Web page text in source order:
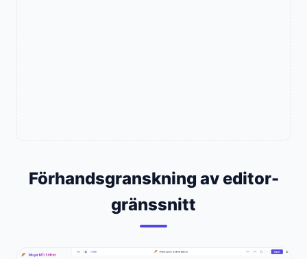
Förhandsgranskning av editor-
gränssnitt